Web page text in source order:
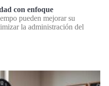
con enfoque
pueden mejorar su
la administración del